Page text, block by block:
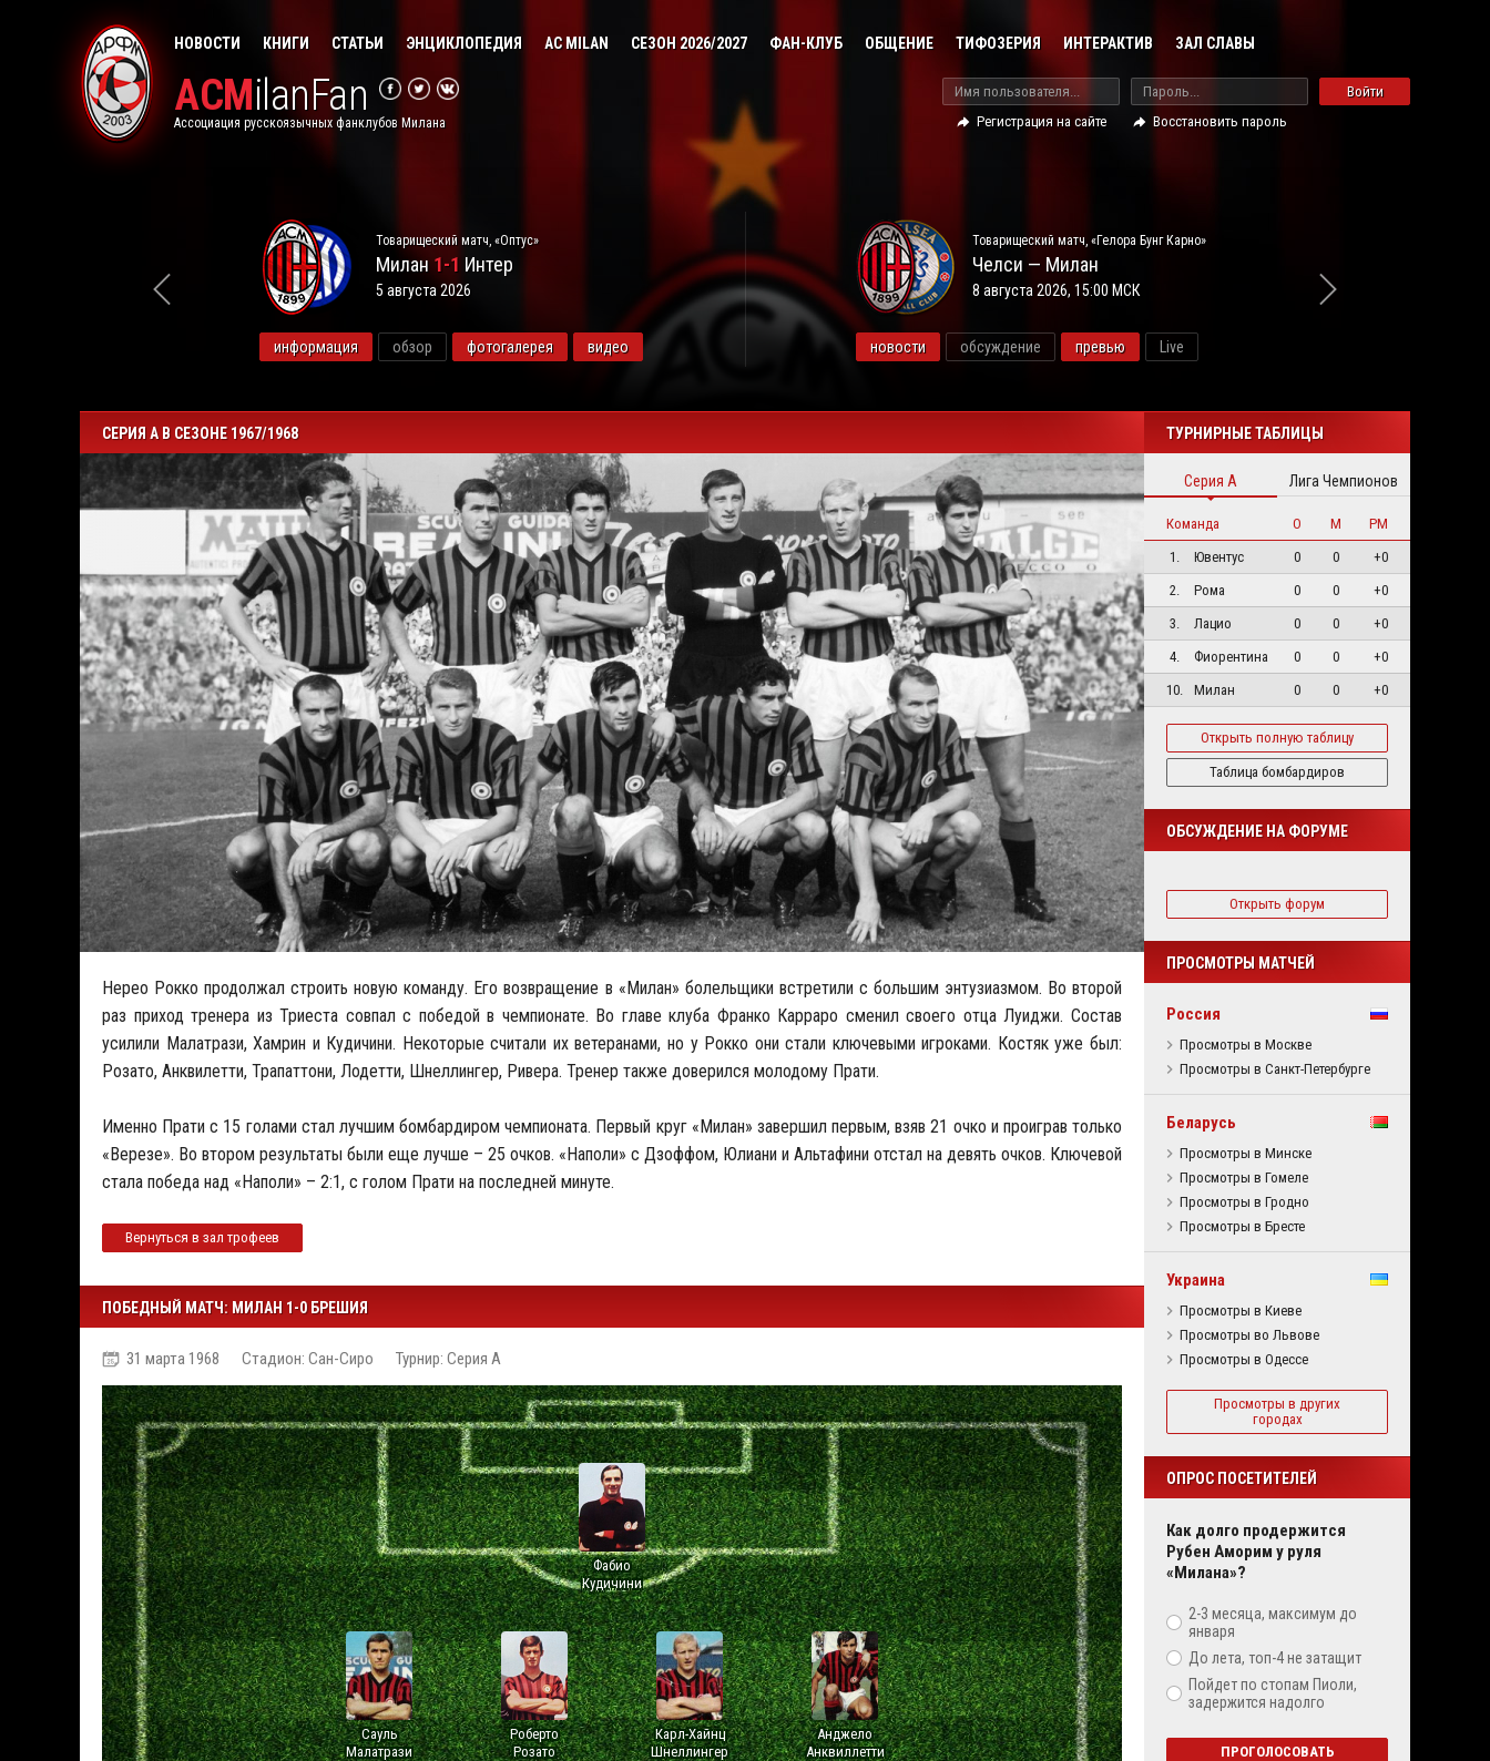
НОВОСТИ КНИГИ СТАТЬИ ЭНЦИКЛОПЕДИЯ AC MILAN СЕЗОН 2026/2027 ФАН-КЛУБ ОБЩЕНИЕ ТИФОЗЕРИЯ ИНТЕРАКТИВ ЗАЛ СЛАВЫ
ACMilanFan
Ассоциация русскоязычных фанклубов Милана
Войти
Регистрация на сайте
Восстановить пароль
Товарищеский матч, «Оптус»
Милан 1-1 Интер
5 августа 2026
информация обзор фотогалерея видео
Товарищеский матч, «Гелора Бунг Карно»
Челси — Милан
8 августа 2026, 15:00 МСК
новости обсуждение превью Live
СЕРИЯ А В СЕЗОНЕ 1967/1968
Нерео Рокко продолжал строить новую команду. Его возвращение в «Милан» болельщики встретили с большим энтузиазмом. Во второй
раз приход тренера из Триеста совпал с победой в чемпионате. Во главе клуба Франко Карраро сменил своего отца Луиджи. Состав
усилили Малатрази, Хамрин и Кудичини. Некоторые считали их ветеранами, но у Рокко они стали ключевыми игроками. Костяк уже был:
Розато, Анквилетти, Трапаттони, Лодетти, Шнеллингер, Ривера. Тренер также доверился молодому Прати.
Именно Прати с 15 голами стал лучшим бомбардиром чемпионата. Первый круг «Милан» завершил первым, взяв 21 очко и проиграв только
«Верезе». Во втором результаты были еще лучше – 25 очков. «Наполи» с Дзоффом, Юлиани и Альтафини отстал на девять очков. Ключевой
стала победа над «Наполи» – 2:1, с голом Прати на последней минуте.
Вернуться в зал трофеев
ПОБЕДНЫЙ МАТЧ: МИЛАН 1-0 БРЕШИЯ
31 марта 1968 Стадион: Сан-Сиро Турнир: Серия А
Фабио
Кудичини
Сауль
Малатрази
Роберто
Розато
Карл-Хайнц
Шнеллингер
Анджело
Анквиллетти
ТУРНИРНЫЕ ТАБЛИЦЫ
Серия А Лига Чемпионов
Команда О М
РМ
1.
Ювентус 0 0
+0
2.
Рома 0 0
+0
3.
Лацио 0 0
+0
4.
Фиорентина 0 0
+0
10.
Милан 0 0 +0
Открыть полную таблицу
Таблица бомбардиров
ОБСУЖДЕНИЕ НА ФОРУМЕ
Открыть форум
ПРОСМОТРЫ МАТЧЕЙ
Россия
Просмотры в Москве
Просмотры в Санкт-Петербурге
Беларусь
Просмотры в Минске
Просмотры в Гомеле
Просмотры в Гродно
Просмотры в Бресте
Украина
Просмотры в Киеве
Просмотры во Львове
Просмотры в Одессе
Просмотры в других
городах
ОПРОС ПОСЕТИТЕЛЕЙ
Как долго продержится
Рубен Аморим у руля
«Милана»?
2-3 месяца, максимум до
января
До лета, топ-4 не затащит
Пойдет по стопам Пиоли,
задержится надолго
ПРОГОЛОСОВАТЬ